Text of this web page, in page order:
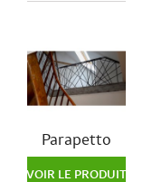
Parapetto
VOIR LE PRODUIT